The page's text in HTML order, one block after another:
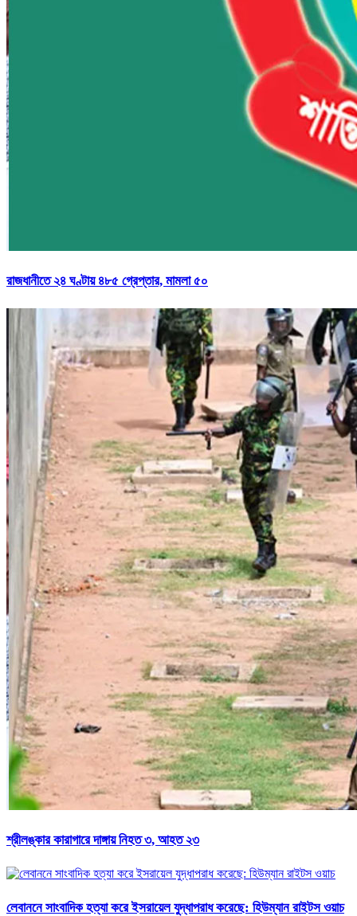
রাজধানীতে ২৪ ঘণ্টায় ৪৮৫ গ্রেপ্তার, মামলা ৫০
শ্রীলঙ্কার কারাগারে দাঙ্গায় নিহত ৩, আহত ২৩
লেবাননে সাংবাদিক হত্যা করে ইসরায়েল যুদ্ধাপরাধ করেছে: হিউম্যান রাইটস ওয়াচ